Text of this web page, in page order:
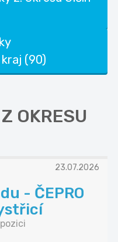
(90)
OKRESU
23.07.2026
- ČEPRO